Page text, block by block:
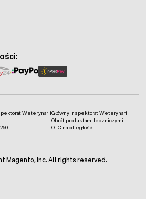
WeterynariiGłówny Inspektorat Weterynarii
Obrót produktami leczniczymi
OTC na odległość
Magento, Inc. All rights reserved.